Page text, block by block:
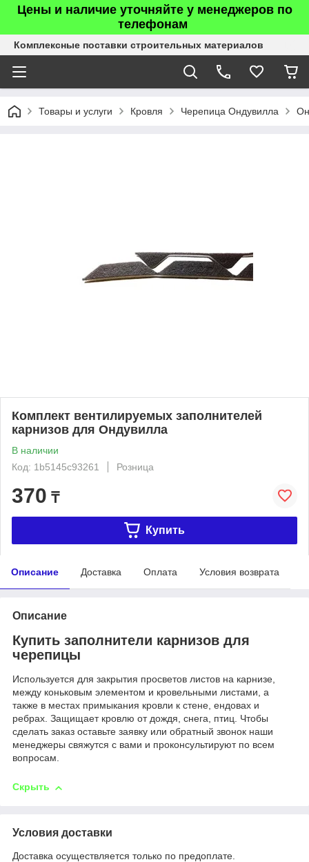
Цены и наличие уточняйте у менеджеров по
телефонам
Комплексные поставки строительных материалов
Товары и услуги Кровля Черепица Ондувилла
Комплект вентилируемых заполнителей
карнизов для Ондувилла
В наличии
Код: 1b5145c93261
Розница
370 ₸
Купить
Описание Доставка Оплата Условия возврата
Описание
Купить заполнители карнизов для
черепицы
Используется для закрытия просветов листов на карнизе,
между коньковым элементом и кровельными листами, а
также в местах примыкания кровли к стене, ендовах и
ребрах. Защищает кровлю от дождя, снега, птиц. Чтобы
сделать заказ оставьте заявку или обратный звонок наши
менеджеры свяжутся с вами и проконсультируют по всем
вопросам.
Скрыть
Условия доставки
Доставка осуществляется только по предоплате.